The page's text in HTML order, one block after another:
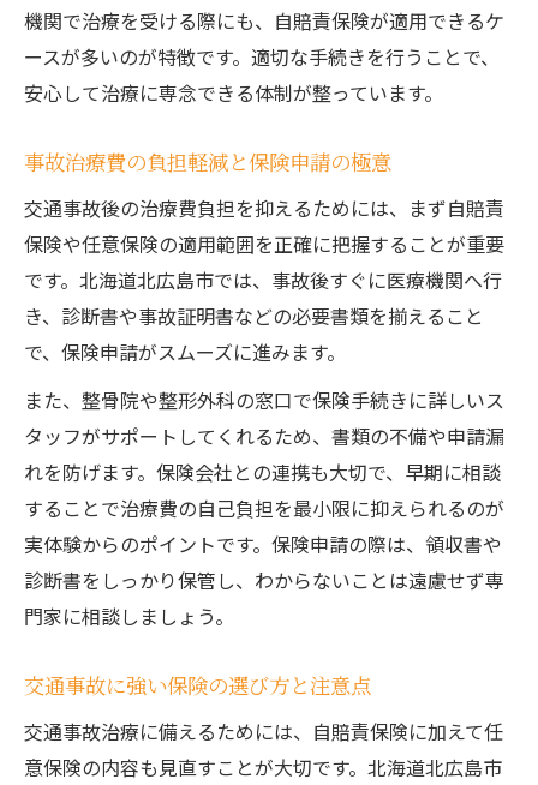
機関で治療を受ける際にも、自賠責保険が適用できるケ
ースが多いのが特徴です。適切な手続きを行うことで、
安心して治療に専念できる体制が整っています。
事故治療費の負担軽減と保険申請の極意
交通事故後の治療費負担を抑えるためには、まず自賠責
保険や任意保険の適用範囲を正確に把握することが重要
です。北海道北広島市では、事故後すぐに医療機関へ行
き、診断書や事故証明書などの必要書類を揃えること
で、保険申請がスムーズに進みます。
また、整骨院や整形外科の窓口で保険手続きに詳しいス
タッフがサポートしてくれるため、書類の不備や申請漏
れを防げます。保険会社との連携も大切で、早期に相談
することで治療費の自己負担を最小限に抑えられるのが
実体験からのポイントです。保険申請の際は、領収書や
診断書をしっかり保管し、わからないことは遠慮せず専
門家に相談しましょう。
交通事故に強い保険の選び方と注意点
交通事故治療に備えるためには、自賠責保険に加えて任
意保険の内容も見直すことが大切です。北海道北広島市